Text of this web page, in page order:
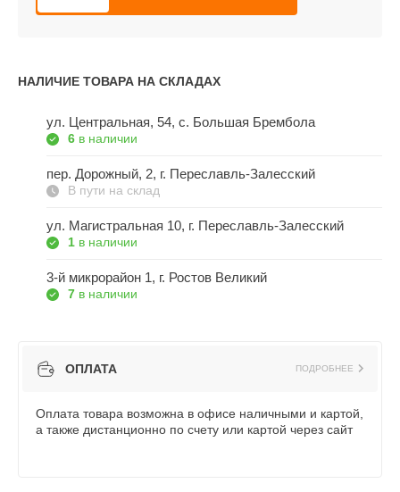
НАЛИЧИЕ ТОВАРА НА СКЛАДАХ
ул. Центральная, 54, c. Большая Брембола
6 в наличии
пер. Дорожный, 2, г. Переславль-Залесский
В пути на склад
ул. Магистральная 10, г. Переславль-Залесский
1 в наличии
3-й микрорайон 1, г. Ростов Великий
7 в наличии
ОПЛАТА ПОДРОБНЕЕ
Оплата товара возможна в офисе наличными и картой,
а также дистанционно по счету или картой через сайт